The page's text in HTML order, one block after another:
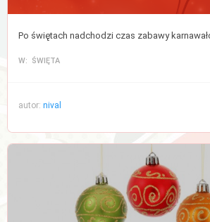
Po świętach nadchodzi czas zabawy
W: ŚWIĘTA
autor: nival